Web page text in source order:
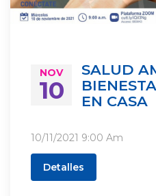
NOV
10
SALUD
EN CASA
10/11/2021 9:00 Am
Detalles